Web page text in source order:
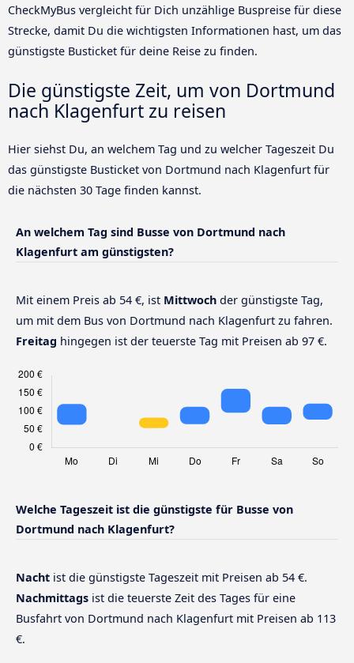
CheckMyBus vergleicht für Dich unzählige Buspreise für diese
Strecke, damit Du die wichtigsten Informationen hast, um das
günstigste Busticket für deine Reise zu finden.
Die günstigste Zeit, um von Dortmund
nach Klagenfurt zu reisen
Hier siehst Du, an welchem Tag und zu welcher Tageszeit Du
das günstigste Busticket von Dortmund nach Klagenfurt für
die nächsten 30 Tage finden kannst.
An welchem Tag sind Busse von Dortmund nach
Klagenfurt am günstigsten?
Mit einem Preis ab 54 €, ist Mittwoch der günstigste Tag,
um mit dem Bus von Dortmund nach Klagenfurt zu fahren.
Freitag hingegen ist der teuerste Tag mit Preisen ab 97 €.
Welche Tageszeit ist die günstigste für Busse von
Dortmund nach Klagenfurt?
Nacht ist die günstigste Tageszeit mit Preisen ab 54 €.
Nachmittags ist die teuerste Zeit des Tages für eine
Busfahrt von Dortmund nach Klagenfurt mit Preisen ab 113
€.